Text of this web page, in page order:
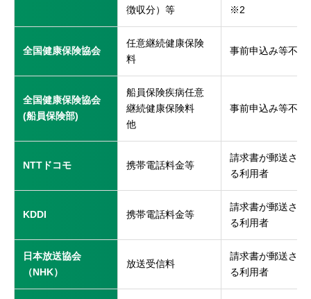
徴収分）等 ※2
全国健康保険協会
任意継続健康保険
料
事前申込み等不要
全国健康保険協会
(船員保険部)
船員保険疾病任意
継続健康保険料
他
事前申込み等不要
NTTドコモ 携帯電話料金等
請求書が郵送され
る利用者
KDDI 携帯電話料金等
請求書が郵送され
る利用者
日本放送協会
（NHK）
放送受信料
請求書が郵送され
る利用者